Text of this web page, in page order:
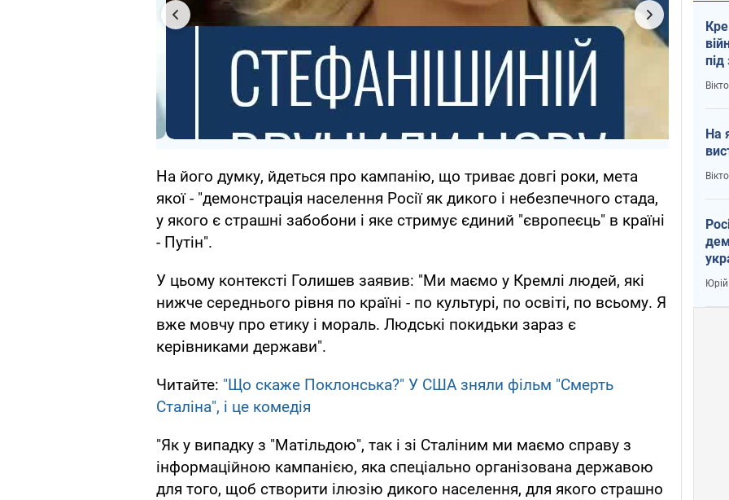
На його думку, йдеться про кампанію, що триває довгі роки, мета
якої - "демонстрація населення Росії як дикого і небезпечного стада,
у якого є страшні забобони і яке стримує єдиний "європеєць" в країні
- Путін".
У цьому контексті Голишев заявив: "Ми маємо у Кремлі людей, які
нижче середнього рівня по країні - по культурі, по освіті, по всьому. Я
вже мовчу про етику і мораль. Людські покидьки зараз є
керівниками держави".
Читайте: "Що скаже Поклонська?" У США зняли фільм "Смерть
Сталіна", і це комедія
"Як у випадку з "Матільдою", так і зі Сталіним ми маємо справу з
інформаційною кампанією, яка спеціально організована державою
для того, щоб створити ілюзію дикого населення, для якого страшно
На